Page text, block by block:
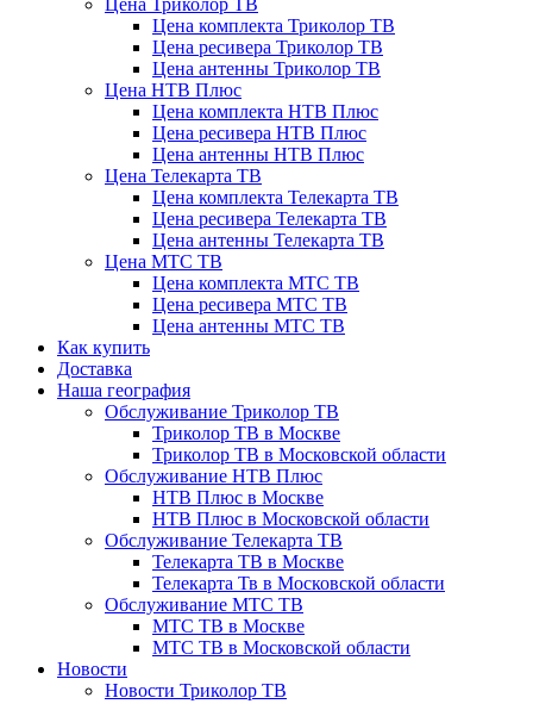
Цена Триколор ТВ
Цена комплекта Триколор ТВ
Цена ресивера Триколор ТВ
Цена антенны Триколор ТВ
Цена НТВ Плюс
Цена комплекта НТВ Плюс
Цена ресивера НТВ Плюс
Цена антенны НТВ Плюс
Цена Телекарта ТВ
Цена комплекта Телекарта ТВ
Цена ресивера Телекарта ТВ
Цена антенны Телекарта ТВ
Цена МТС ТВ
Цена комплекта МТС ТВ
Цена ресивера МТС ТВ
Цена антенны МТС ТВ
Как купить
Доставка
Наша география
Обслуживание Триколор ТВ
Триколор ТВ в Москве
Триколор ТВ в Московской области
Обслуживание НТВ Плюс
НТВ Плюс в Москве
НТВ Плюс в Московской области
Обслуживание Телекарта ТВ
Телекарта ТВ в Москве
Телекарта Тв в Московской области
Обслуживание МТС ТВ
МТС ТВ в Москве
МТС ТВ в Московской области
Новости
Новости Триколор ТВ